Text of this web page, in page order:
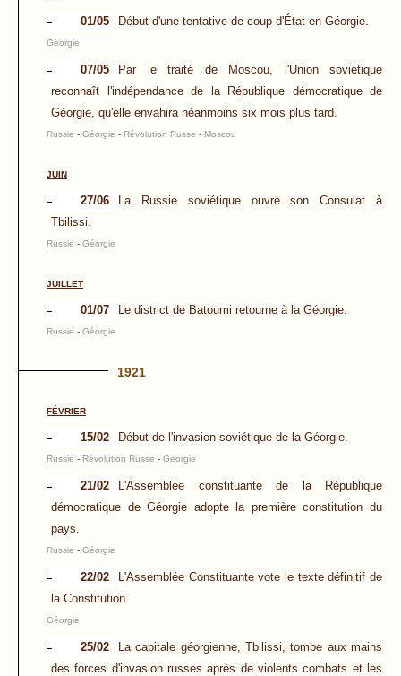
01/05 Début d'une tentative de coup d'État en Géorgie.
Géorgie
07/05
Par le traité de Moscou, l'Union soviétique
reconnaît l'indépendance de la République démocratique de
Géorgie, qu'elle envahira néanmoins six mois plus tard.
Russie - Géorgie - Révolution Russe - Moscou
JUIN
27/06
La Russie soviétique ouvre son Consulat à
Tbilissi.
Russie - Géorgie
JUILLET
01/07 Le district de Batoumi retourne à la Géorgie.
Russie - Géorgie
1921
FÉVRIER
15/02 Début de l'invasion soviétique de la Géorgie.
Russie - Révolution Russe - Géorgie
21/02
L'Assemblée constituante de la République
démocratique de Géorgie adopte la première constitution du
pays.
Russie - Géorgie
22/02
L'Assemblée Constituante vote le texte définitif de
la Constitution.
Géorgie
25/02
La capitale géorgienne, Tbilissi, tombe aux mains
des forces d'invasion russes après de violents combats et les